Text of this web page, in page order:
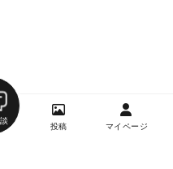
投稿 マイページ